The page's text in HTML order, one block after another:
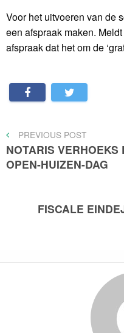
Voor het uitvoeren van de
een afspraak maken.
afspraak dat het om de
Bericht
navigatie
PREVIOUS
POST
PREVIOUS POST
NOTARIS
OPEN-HUIZEN-DAG
FISCALE